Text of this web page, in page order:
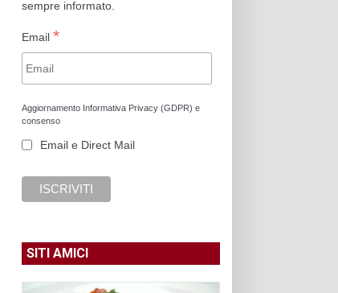
sempre informato.
Email *
Aggiornamento Informativa Privacy (GDPR) e
consenso
Email e Direct Mail
SITI AMICI